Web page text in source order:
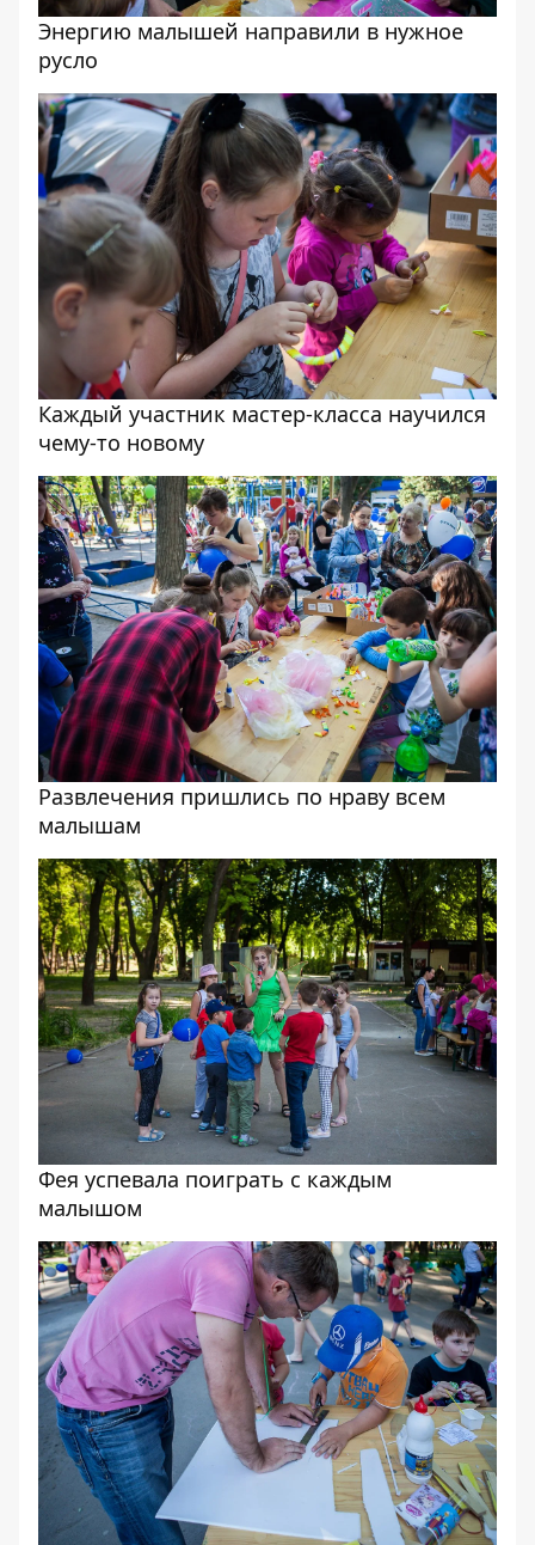
Энергию малышей направили в нужное
русло
Каждый участник мастер-класса научился
чему-то новому
Развлечения пришлись по нраву всем
малышам
Фея успевала поиграть с каждым
малышом